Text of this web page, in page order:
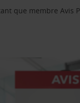
que membre Avis